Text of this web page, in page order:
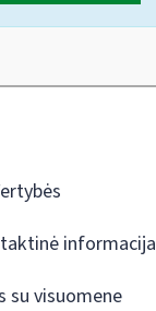
informacija
su visuomene